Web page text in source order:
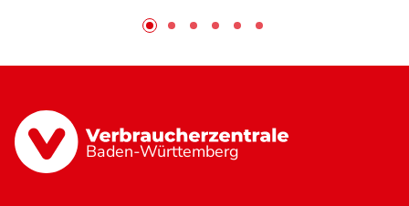
Baden-Württemberg